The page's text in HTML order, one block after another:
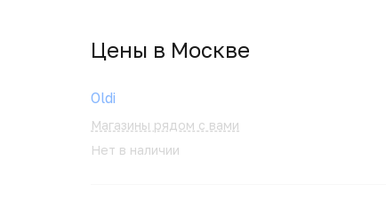
Цены в Москвe
Oldi
Магазины рядом с вами
Нет в наличии